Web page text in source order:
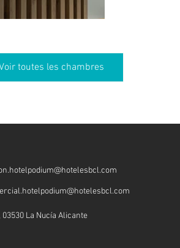
toutes les chambres
La Nucía Alicante